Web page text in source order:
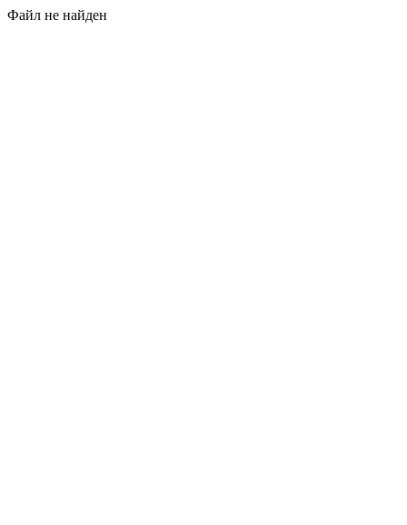
Файл не найден